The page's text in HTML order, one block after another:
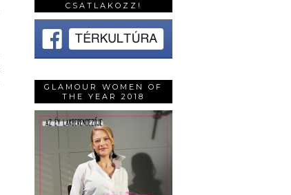
CSATLAKOZZ!
GLAMOUR WOMEN OF
THE YEAR 2018